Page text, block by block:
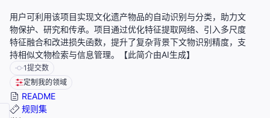
用户可利用该项目实现文化遗产物品的自动识别与分类，助力文
物保护、研究和传承。项目通过优化特征提取网络、引入多尺度
特征融合和改进损失函数，提升了复杂背景下文物识别精度，支
持相似文物检索与信息管理。【此简介由AI生成】
1提交数
定制我的领域
README
规则集